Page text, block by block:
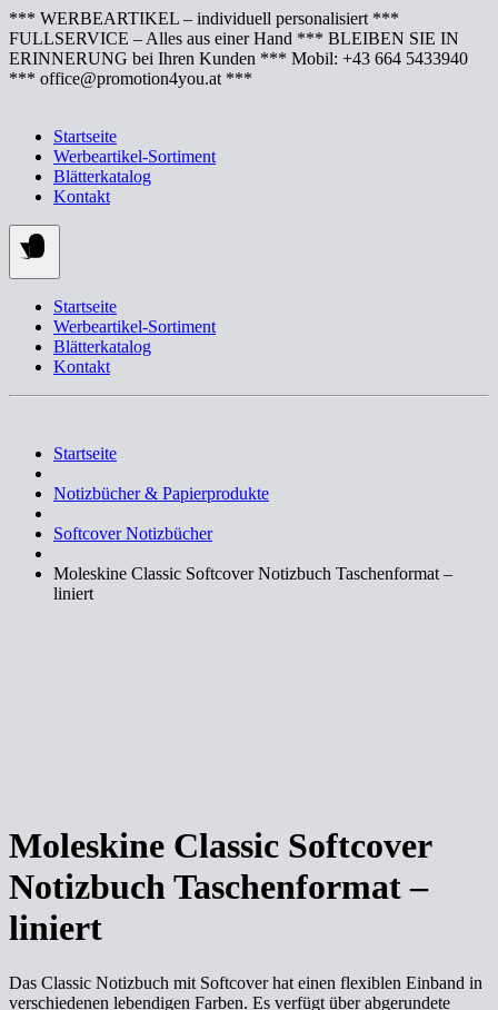
Springe
zum
Inhalt
*** WERBEARTIKEL – individuell personalisiert ***
FULLSERVICE – Alles aus einer Hand *** BLEIBEN SIE IN
ERINNERUNG bei Ihren Kunden *** Mobil: +43 664 5433940
*** office@promotion4you.at ***
Startseite
Werbeartikel-Sortiment
Blätterkatalog
Kontakt
Startseite
Werbeartikel-Sortiment
Blätterkatalog
Kontakt
Startseite
Notizbücher & Papierprodukte
Softcover Notizbücher
Moleskine Classic Softcover Notizbuch Taschenformat –
liniert
Moleskine Classic Softcover
Notizbuch Taschenformat –
liniert
Das Classic Notizbuch mit Softcover hat einen flexiblen Einband in
verschiedenen lebendigen Farben. Es verfügt über abgerundete